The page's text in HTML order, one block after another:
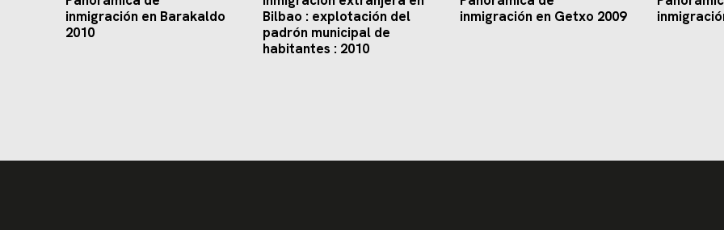
inmigración en Barakaldo
2010
Bilbao : explotación del
padrón municipal de
habitantes : 2010
inmigración en Getxo 2009